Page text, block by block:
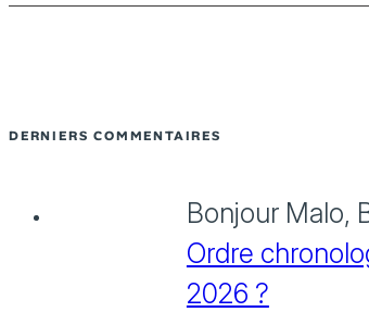
DERNIERS COMMENTAIRES
Bonjour Malo,
Ordre
2026 ?